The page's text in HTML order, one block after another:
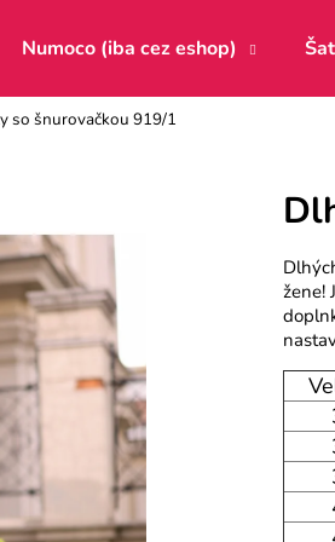
Numoco (iba cez eshop)
so šnurovačkou 919/1
žene!
Čo potrebujete nájsť?
Odporúčame